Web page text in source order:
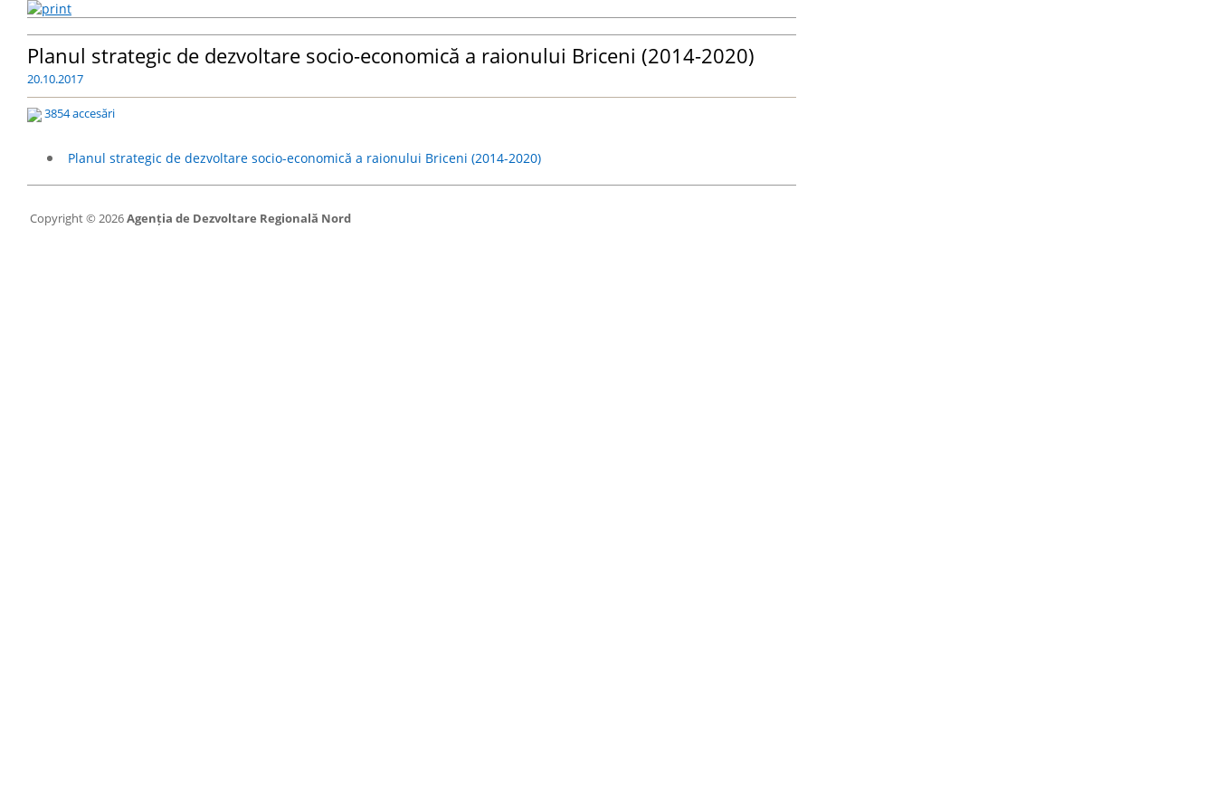
Planul strategic de dezvoltare socio-economică a raionului Briceni (2014-2020)
20.10.2017
3854 accesări
Planul strategic de dezvoltare socio-economică a raionului Briceni (2014-2020)
Copyright © 2026Agenția de Dezvoltare Regională Nord